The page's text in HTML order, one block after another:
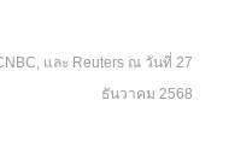
และ Reuters ณ วันที่ 27
ธันวาคม 2568